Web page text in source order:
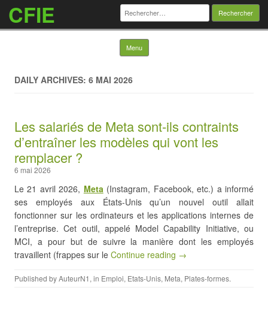
CFIE Rechercher :
Menu Skip to content
DAILY ARCHIVES: 6 MAI 2026
Les salariés de Meta sont-ils contraints
d’entraîner les modèles qui vont les
remplacer ?
6 mai 2026
Le 21 avril 2026, Meta(Instagram, Facebook, etc.) a informé
ses employés aux États-Unis qu’un nouvel outil allait
fonctionner sur les ordinateurs et les applications internes de
l’entreprise. Cet outil, appelé Model Capability Initiative, ou
MCI, a pour but de suivre la manière dont les employés
travaillent (frappes sur le Continue reading →
Published byAuteurN1 , in Emploi, Etats-Unis, Meta, Plates-formes.